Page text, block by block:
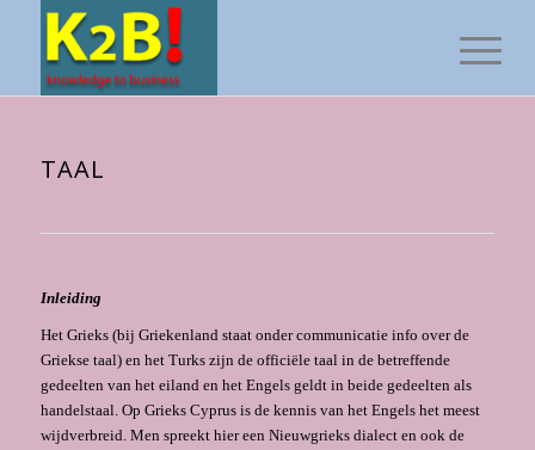
TAAL
Inleiding
Het Grieks (bij Griekenland staat onder communicatie info over de
Griekse taal) en het Turks zijn de officiële taal in de betreffende
gedeelten van het eiland en het Engels geldt in beide gedeelten als
handelstaal. Op Grieks Cyprus is de ken­nis van het Engels het meest
wijdverbreid. Men spreekt hier een Nieuwgrieks dialect en ook de